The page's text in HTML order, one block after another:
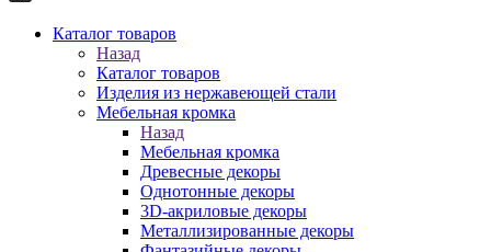
Каталог товаров
Назад
Каталог товаров
Изделия из нержавеющей стали
Мебельная кромка
Назад
Мебельная кромка
Древесные декоры
Однотонные декоры
3D-акриловые декоры
Металлизированные декоры